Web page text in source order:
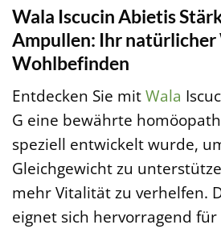
Wala Iscucin Abietis
Ampullen: Ihr natürlicher
Wohlbefinden
Entdecken Sie mitWala
G eine bewährte
speziell entwickelt wurde,
Gleichgewicht zu
mehr Vitalität zu verhelfen.
eignet sich hervorragend